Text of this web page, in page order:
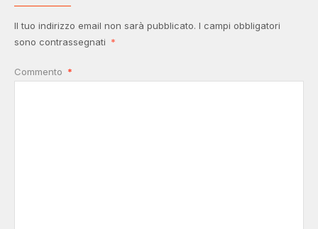
Il tuo indirizzo email non sarà pubblicato. I campi obbligatori
sono contrassegnati *
Commento *